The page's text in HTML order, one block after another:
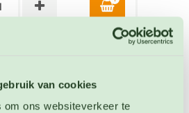
van cookies
om ons websiteverkeer te